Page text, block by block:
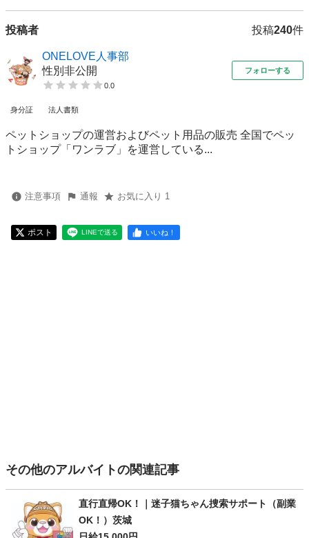
投稿者 投稿240件
ONELOVE人事部
性別非公開
0.0
フォローする
身分証 法人書類
ペットショップの運営およびペット用品の販売 全国でペッ
トショップ「ワンラブ」を運営している...
注意事項 通報 お気に入り 1
ポスト LINEで送る いいね！
その他のアルバイトの関連記事
直行直帰OK！｜迷子猫ちゃん捜索サポート（副業
OK！）茨城